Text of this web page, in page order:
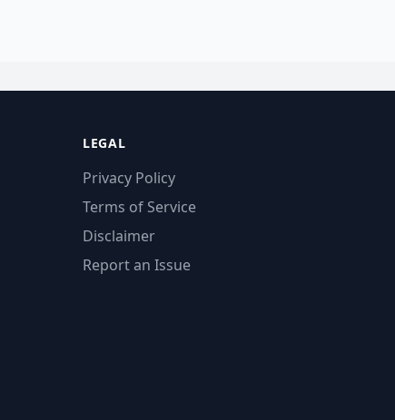
LEGAL
Privacy Policy
Terms of Service
Disclaimer
Report an Issue